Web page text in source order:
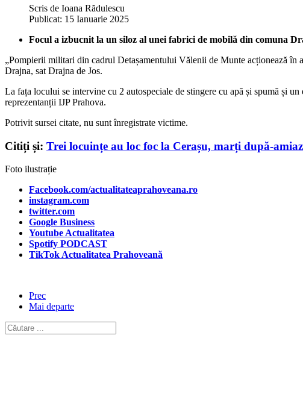
Scris de Ioana Rădulescu
Publicat: 15 Ianuarie 2025
Focul a izbucnit la un siloz al unei fabrici de mobilă din comuna
„Pompierii militari din cadrul Detașamentului Vălenii de Munte acționează în
Drajna, sat Drajna de Jos.
La fața locului se intervine cu 2 autospeciale de stingere cu apă și spumă și
reprezentanții IJP Prahova.
Potrivit sursei citate, nu sunt înregistrate victime.
Citiți și: Trei locuințe au loc foc la Cerașu, marți după-
Foto ilustrație
Facebook.com/actualitateaprahoveana.ro
instagram.com
twitter.com
Google Business
Youtube Actualitatea
Spotify PODCAST
TikTok Actualitatea Prahoveană
Prec
Mai departe